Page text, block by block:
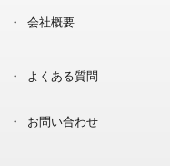
会社概要
よくある質問
お問い合わせ